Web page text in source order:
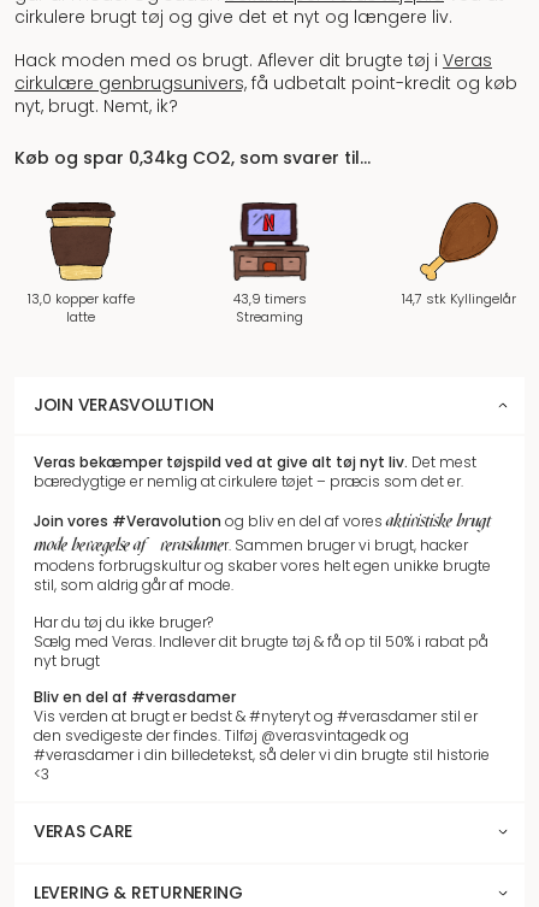
cirkulere brugt tøj og give det et nyt og længere liv.
Hack moden med os brugt. Aflever dit brugte tøj i Veras
cirkulære genbrugsunivers, få udbetalt point-kredit og køb
nyt, brugt. Nemt, ik?
Køb og spar 0,34kg CO2, som svarer til…
13,0 kopper kaffe
latte
43,9 timers
Streaming
14,7 stk Kyllingelår
JOIN VERASVOLUTION
Veras bekæmper tøjspild ved at give alt tøj nyt liv. Det mest
bæredygtige er nemlig at cirkulere tøjet – præcis som det er.
Join vores #Veravolution og bliv en del af voresaktivistiske brugt
mode bevægelse af #verasdamer. Sammen bruger vi brugt, hacker
modens forbrugskultur og skaber vores helt egen unikke brugte
stil, som aldrig går af mode.
Har du tøj du ikke bruger?
Sælg med Veras. Indlever dit brugte tøj & få op til 50% i rabat på
nyt brugt
Bliv en del af #verasdamer
Vis verden at brugt er bedst & #nyteryt og #verasdamer stil er
den svedigeste der findes. Tilføj @verasvintagedk og
#verasdamer i din billedetekst, så deler vi din brugte stil historie
<3
VERAS CARE
LEVERING & RETURNERING